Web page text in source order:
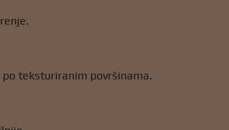
teksturiranim površinama.